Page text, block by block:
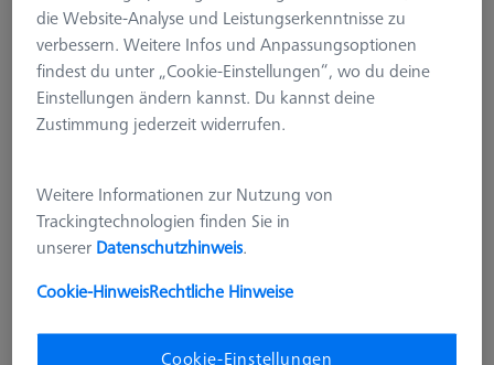
Leiste zu Befestigung
Kalibriernormal für ZEISS O-
die Website-Analyse und Leistungserkenntnisse zu
verbessern. Weitere Infos und Anpassungsoptionen
findest du unter „Cookie-Einstellungen“, wo du deine
Einstellungen ändern kannst. Du kannst deine
Zustimmung jederzeit widerrufen.
Weitere Informationen zur Nutzung von
Trackingtechnologien finden Sie in
unserer Datenschutzhinweis.
Cookie-HinweisRechtliche Hinweise
Cookie-Einstellungen